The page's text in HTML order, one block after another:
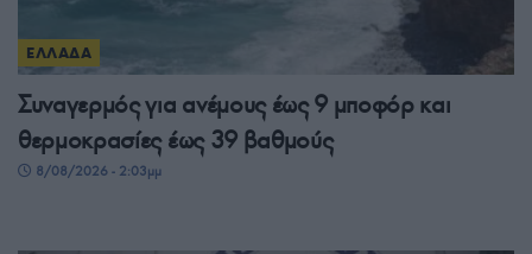
ΕΛΛΑΔΑ
Συναγερμός για ανέμους έως 9 μποφόρ και
θερμοκρασίες έως 39 βαθμούς
8/08/2026 - 2:03μμ